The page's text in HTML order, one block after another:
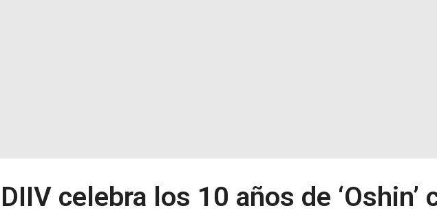
DIIV celebra los 10 años de ‘Oshin’